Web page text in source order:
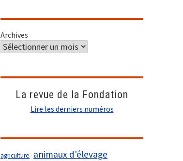
Archives
La revue de la Fondation
Lire les derniers numéros
agriculture animaux d'élevage